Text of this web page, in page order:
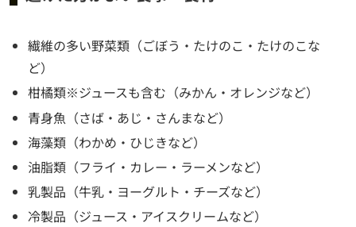
繊維の多い野菜類（ごぼう・たけのこ・たけのこな
ど）
柑橘類※ジュースも含む（みかん・オレンジなど）
青身魚（さば・あじ・さんまなど）
海藻類（わかめ・ひじきなど）
油脂類（フライ・カレー・ラーメンなど）
乳製品（牛乳・ヨーグルト・チーズなど）
冷製品（ジュース・アイスクリームなど）